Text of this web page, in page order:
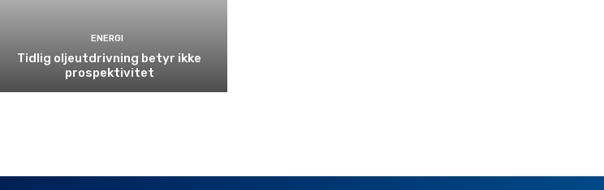
ENERGI
Tidlig oljeutdrivning betyr ikke
prospektivitet